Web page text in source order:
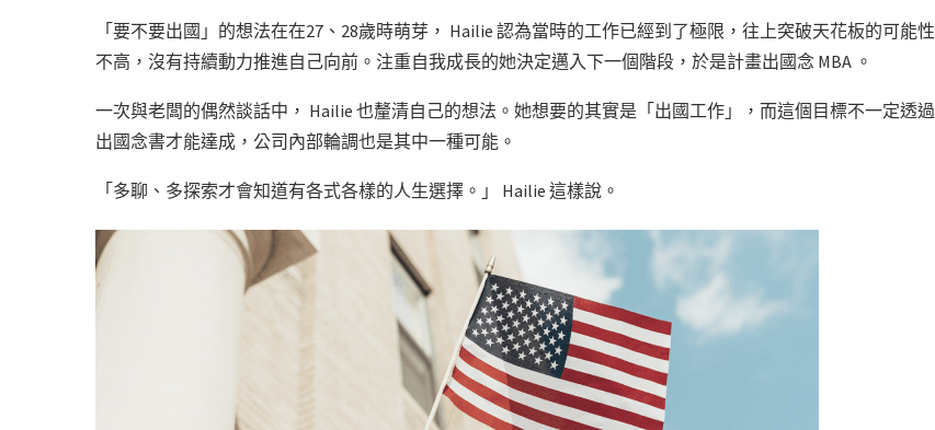
「要不要出國」的想法在在27、28歲時萌芽， Hailie 認為當時的工作已經到了極限，往上突破天花板的可能性
不高，沒有持續動力推進自己向前。注重自我成長的她決定邁入下一個階段，於是計畫出國念 MBA 。
一次與老闆的偶然談話中， Hailie 也釐清自己的想法。她想要的其實是「出國工作」，而這個目標不一定透過
出國念書才能達成，公司內部輪調也是其中一種可能。
「多聊、多探索才會知道有各式各樣的人生選擇。」 Hailie 這樣說。